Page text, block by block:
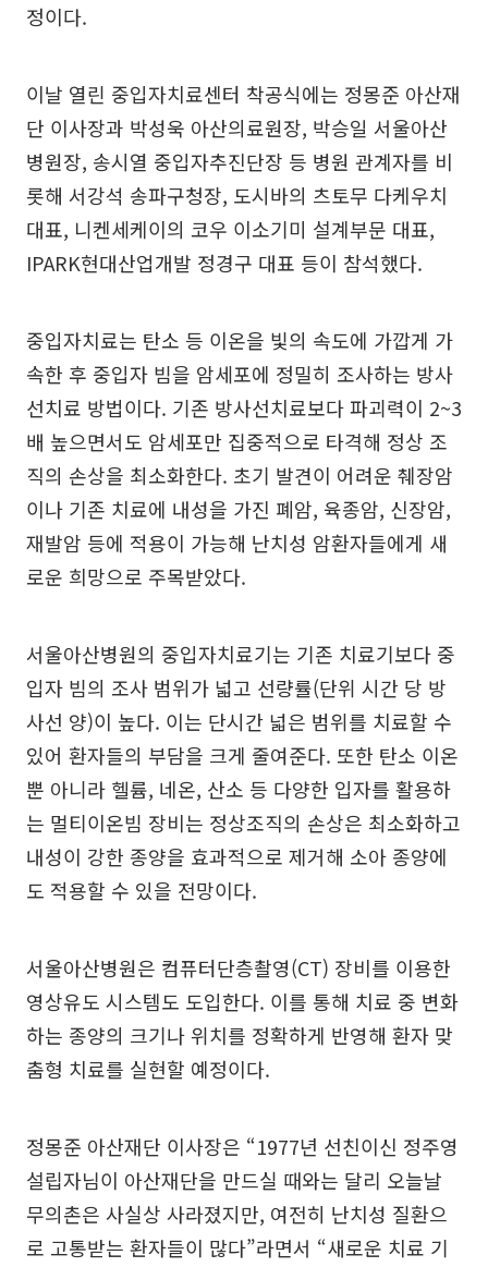
정이다.
이날 열린 중입자치료센터 착공식에는 정몽준 아산재
단 이사장과 박성욱 아산의료원장, 박승일 서울아산
병원장, 송시열 중입자추진단장 등 병원 관계자를 비
롯해 서강석 송파구청장, 도시바의 츠토무 다케우치
대표, 니켄세케이의 코우 이소기미 설계부문 대표,
IPARK현대산업개발 정경구 대표 등이 참석했다.
중입자치료는 탄소 등 이온을 빛의 속도에 가깝게 가
속한 후 중입자 빔을 암세포에 정밀히 조사하는 방사
선치료 방법이다. 기존 방사선치료보다 파괴력이 2~3
배 높으면서도 암세포만 집중적으로 타격해 정상 조
직의 손상을 최소화한다. 초기 발견이 어려운 췌장암
이나 기존 치료에 내성을 가진 폐암, 육종암, 신장암,
재발암 등에 적용이 가능해 난치성 암환자들에게 새
로운 희망으로 주목받았다.
서울아산병원의 중입자치료기는 기존 치료기보다 중
입자 빔의 조사 범위가 넓고 선량률(단위 시간 당 방
사선 양)이 높다. 이는 단시간 넓은 범위를 치료할 수
있어 환자들의 부담을 크게 줄여준다. 또한 탄소 이온
뿐 아니라 헬륨, 네온, 산소 등 다양한 입자를 활용하
는 멀티이온빔 장비는 정상조직의 손상은 최소화하고
내성이 강한 종양을 효과적으로 제거해 소아 종양에
도 적용할 수 있을 전망이다.
서울아산병원은 컴퓨터단층촬영(CT) 장비를 이용한
영상유도 시스템도 도입한다. 이를 통해 치료 중 변화
하는 종양의 크기나 위치를 정확하게 반영해 환자 맞
춤형 치료를 실현할 예정이다.
정몽준 아산재단 이사장은 “1977년 선친이신 정주영
설립자님이 아산재단을 만드실 때와는 달리 오늘날
무의촌은 사실상 사라졌지만, 여전히 난치성 질환으
로 고통받는 환자들이 많다”라면서 “새로운 치료 기